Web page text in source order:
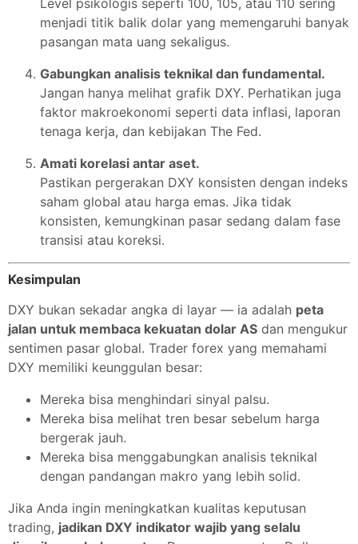
Level psikologis seperti 100, 105, atau 110 sering
menjadi titik balik dolar yang memengaruhi banyak
pasangan mata uang sekaligus.
Gabungkan analisis teknikal dan fundamental.
Jangan hanya melihat grafik DXY. Perhatikan juga
faktor makroekonomi seperti data inflasi, laporan
tenaga kerja, dan kebijakan The Fed.
Amati korelasi antar aset.
Pastikan pergerakan DXY konsisten dengan indeks
saham global atau harga emas. Jika tidak
konsisten, kemungkinan pasar sedang dalam fase
transisi atau koreksi.
Kesimpulan
DXY bukan sekadar angka di layar — ia adalah peta
jalan untuk membaca kekuatan dolar AS dan mengukur
sentimen pasar global. Trader forex yang memahami
DXY memiliki keunggulan besar:
Mereka bisa menghindari sinyal palsu.
Mereka bisa melihat tren besar sebelum harga
bergerak jauh.
Mereka bisa menggabungkan analisis teknikal
dengan pandangan makro yang lebih solid.
Jika Anda ingin meningkatkan kualitas keputusan
trading, jadikan DXY indikator wajib yang selalu